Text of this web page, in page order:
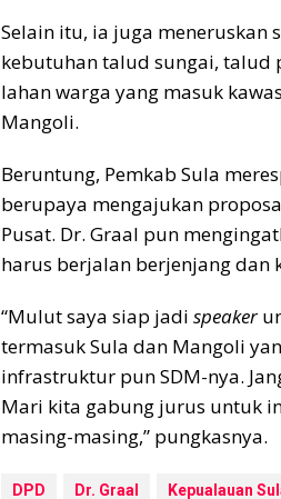
Selain itu, ia juga
kebutuhan talud sungai, talud
lahan warga yang masuk
Mangoli.
Beruntung, Pemkab Sula
berupaya mengajukan
Pusat. Dr. Graal pun
harus berjalan berjenjang dan
“Mulut saya siap jadi speaker
termasuk Sula dan Mangoli
infrastruktur pun SDM-nya.
Mari kita gabung jurus untuk
masing-masing,” pungkasnya.
DPD Dr. Graal Kepualauan